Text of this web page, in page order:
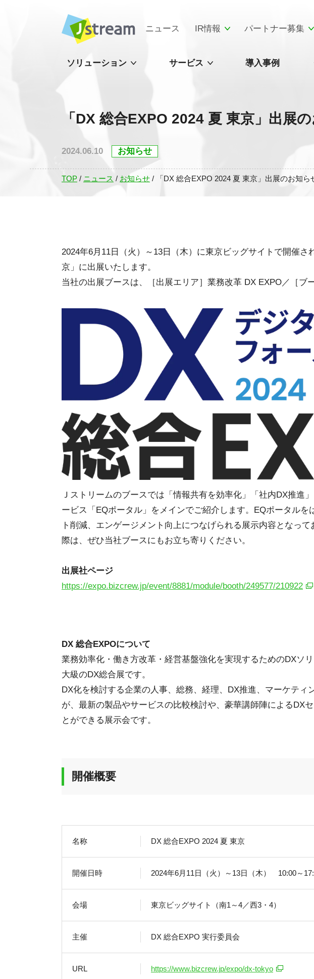
ニュース IR情報 パートナー募集
ソリューション サービス 導入事例
「DX 総合EXPO 2024 夏 東京」出展
2024.06.10 お知らせ
TOP / ニュース / お知らせ / 「DX 総合EXPO 2024 夏 東京」出展のお知ら
2024年6月11日（火）～13日（木）に東京ビッグサイトで開催さ
京」に出展いたします。
当社の出展ブースは、［出展エリア］業務改革 DX EXPO／［ブ
Ｊストリームのブースでは「情報共有を効率化」「社内DX推進
ービス「EQポータル」をメインでご紹介します。EQポータルを
ト削減、エンゲージメント向上につなげられる展示内容となっ
際は、ぜひ当社ブースにもお立ち寄りください。
出展社ページ
https://expo.bizcrew.jp/event/8881/module/booth/249577/210922
DX 総合EXPOについて
業務効率化・働き方改革・経営基盤強化を実現するためのDXソ
大級のDX総合展です。
DX化を検討する企業の人事、総務、経理、DX推進、マーケティ
が、最新の製品やサービスの比較検討や、豪華講師陣によるDX
とができる展示会です。
開催概要
名称 DX 総合EXPO 2024 夏 東京
開催日時 2024年6月11日（火）～13日（木） 10:00～
会場 東京ビッグサイト（南1～4／西3・4）
主催 DX 総合EXPO 実行委員会
URL https://www.bizcrew.jp/expo/dx-tokyo